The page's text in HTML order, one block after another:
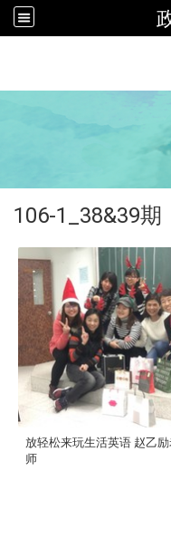
106-1_38&39期
放轻松来玩生活英语 赵乙
师